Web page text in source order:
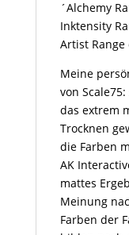
´Alchemy
Inktensity
Artist
Meine
von
das extrem
Trocknen
die Farben
AK
mattes
Meinung
Farben der